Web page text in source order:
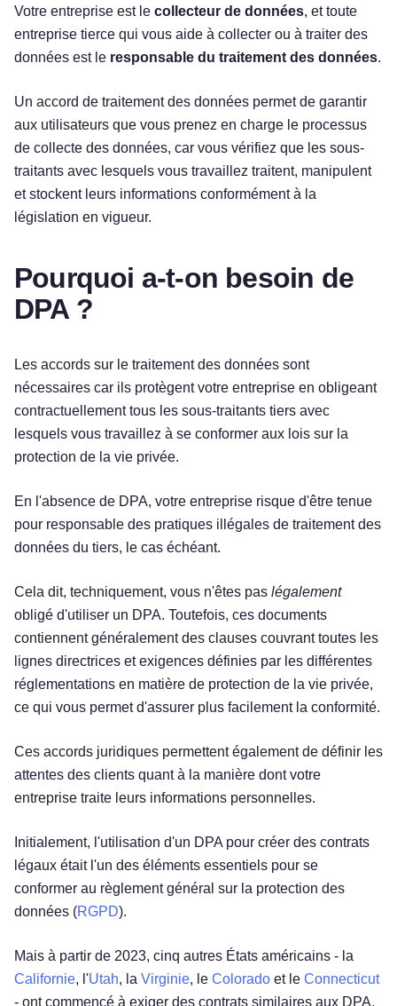
Votre entreprise est le collecteur de données, et toute
entreprise tierce qui vous aide à collecter ou à traiter des
données est le responsable du traitement des données.
Un accord de traitement des données permet de garantir
aux utilisateurs que vous prenez en charge le processus
de collecte des données, car vous vérifiez que les sous-
traitants avec lesquels vous travaillez traitent, manipulent
et stockent leurs informations conformément à la
législation en vigueur.
Pourquoi a-t-on besoin de
DPA ?
Les accords sur le traitement des données sont
nécessaires car ils protègent votre entreprise en obligeant
contractuellement tous les sous-traitants tiers avec
lesquels vous travaillez à se conformer aux lois sur la
protection de la vie privée.
En l'absence de DPA, votre entreprise risque d'être tenue
pour responsable des pratiques illégales de traitement des
données du tiers, le cas échéant.
Cela dit, techniquement, vous n'êtes pas légalement
obligé d'utiliser un DPA. Toutefois, ces documents
contiennent généralement des clauses couvrant toutes les
lignes directrices et exigences définies par les différentes
réglementations en matière de protection de la vie privée,
ce qui vous permet d'assurer plus facilement la conformité.
Ces accords juridiques permettent également de définir les
attentes des clients quant à la manière dont votre
entreprise traite leurs informations personnelles.
Initialement, l'utilisation d'un DPA pour créer des contrats
légaux était l'un des éléments essentiels pour se
conformer au règlement général sur la protection des
données (RGPD).
Mais à partir de 2023, cinq autres États américains - la
Californie, l'Utah, la Virginie, le Colorado et le Connecticut
- ont commencé à exiger des contrats similaires aux DPA,